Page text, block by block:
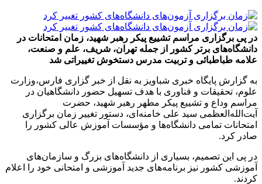
در پی برگزاری مراسم تشییع پیکر رهبر شهید، زمان امتحانات در
دانشگاه‌های برتر کشور از جمله تهران، شریف، علم و صنعت،
علامه طباطبائی و تربیت مدرس دستخوش تغییراتی شد
به گزارش پایگاه خبری شباویز به نقل از خبر گزاری فارس،وزارت
علوم، تحقیقات و فناوری با هدف تسهیل حضور دانشگاهیان در
مراسم وداع و تشییع پیکر مطهر رهبر شهید، حضرت
آیت‌الله‌العظمی سید علی خامنه‌ای، دستور تغییر زمان برگزاری
امتحانات تمامی دانشگاه‌ها و مؤسسات آموزش عالی کشور را
صادر کرد.
در پی این تصمیم، بسیاری از دانشگاه‌های بزرگ و سازمان‌های
آموزشی کشور نیز برنامه‌های جدید آموزشی و امتحانی خود را اعلام
کردند.